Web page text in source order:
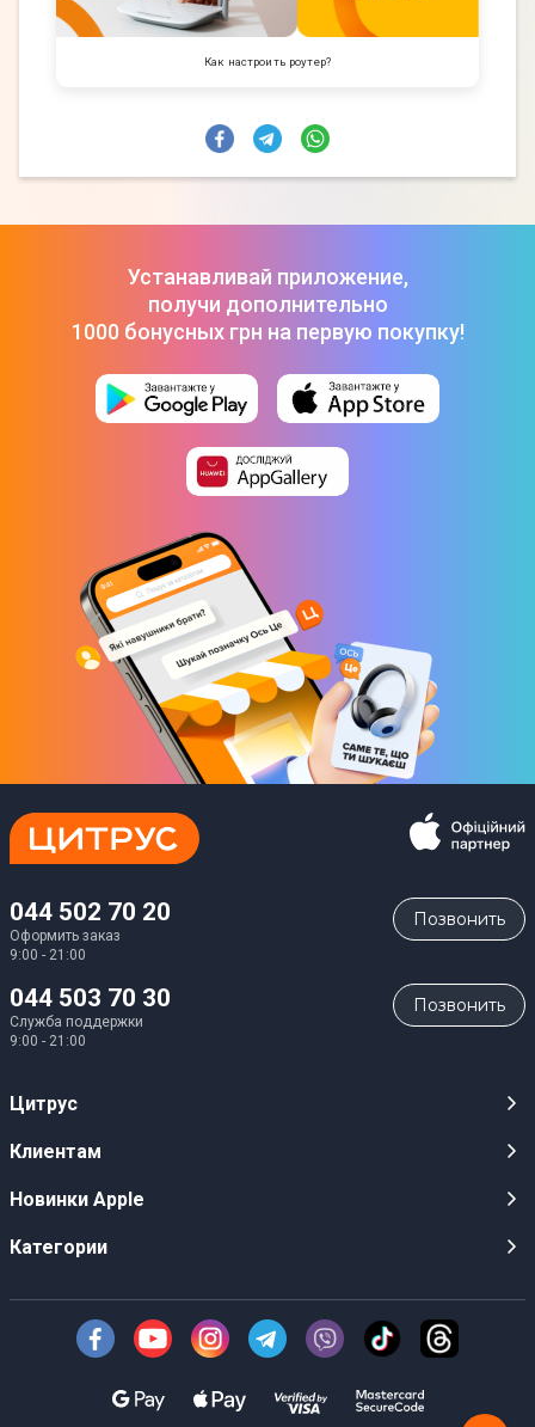
Как настроить роутер?
Устанавливай приложение,
получи дополнительно
1000 бонусных грн на первую покупку!
044 502 70 20
Оформить заказ
9:00 - 21:00
Позвонить
044 503 70 30
Служба поддержки
9:00 - 21:00
Позвонить
Цитрус
Карьера
Оптовым клиентам
О Компании
Безналичный расчет
Клиентам
Публичные оферты
Инструкции и прошивки
Доставка
Гарантия, обмен, возврат
Новинки Apple
iPhone 17
iPhone 17 Pro Max
iPhone Air
Категории
Техника Apple
Смартфоны
Техника для кухни